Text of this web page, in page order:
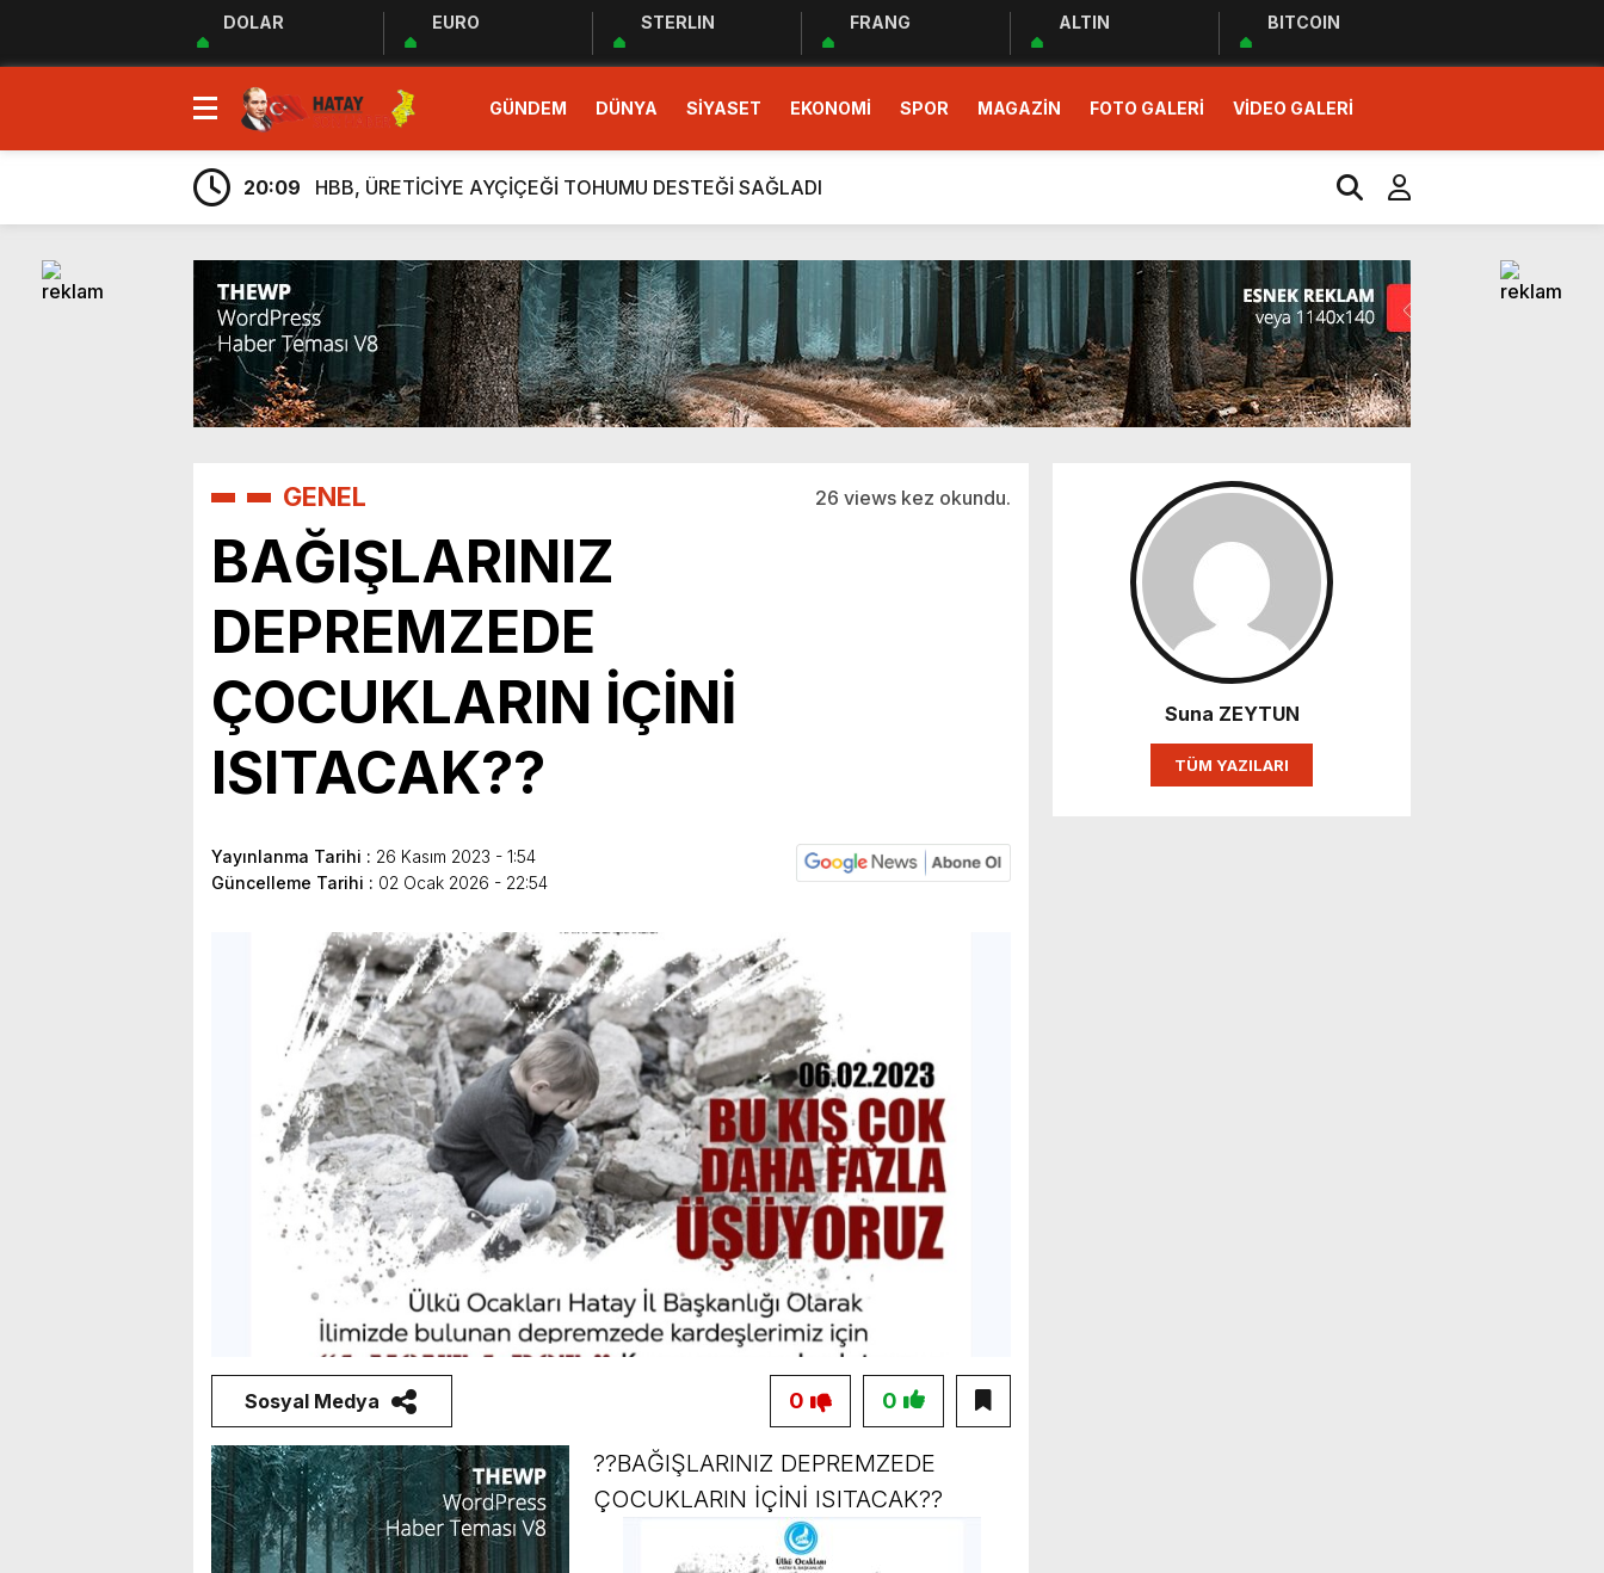
DOLAR EURO STERLIN FRANG ALTIN BITCOIN
GÜNDEM DÜNYA SİYASET EKONOMİ SPOR MAGAZİN FOTO GALERİ VİDEO GALERİ
23:35
MUHTARLAR AKADEMİSİ EĞİTİM PROGRAMI BAŞLADI
9:33
“Özgür ve ilkeli basın demokrasinin güvencesidir”
20:17
Uluslararası Gazeteciler Cemiyeti Hatay Şubesi’nden Ada İşitme Merkezi’ne Teşekkür Ziyareti
20:09
HBB, ÜRETİCİYE AYÇİÇEĞİ TOHUMU DESTEĞİ SAĞLADI
20:05
Güç Birliği” İlan Edildi!
6:38
Üretim, İstihdam ve Yatırım Taahhütleri Takipte
6:23
ARSUZ İLÇE SAĞLIK MÜDÜRLÜĞÜNDEN YÜKSEK RİSKLİ GEBEYE EV ZİYARETİ
6:13
Taziye Evi Projesi Tamamen Halkın Talebidir”
5:54
“Lezzetin ve Kültürün Lideri: Hatay
5:48
Hatay Depki Halk Oyunları Ekibi Türkiye Üçüncüsü Oldu
9:33
“Özgür ve ilkeli basın demokrasinin güvencesidir”
Suna ZEYTUN
TÜM YAZILARI
GENEL 26 views kez okundu.
BAĞIŞLARINIZ
DEPREMZEDE
ÇOCUKLARIN İÇİNİ
ISITACAK??
Yayınlanma Tarihi : 26 Kasım 2023 - 1:54
Güncelleme Tarihi : 02 Ocak 2026 - 22:54
Sosyal Medya 0
0
??BAĞIŞLARINIZ DEPREMZEDE
ÇOCUKLARIN İÇİNİ ISITACAK??